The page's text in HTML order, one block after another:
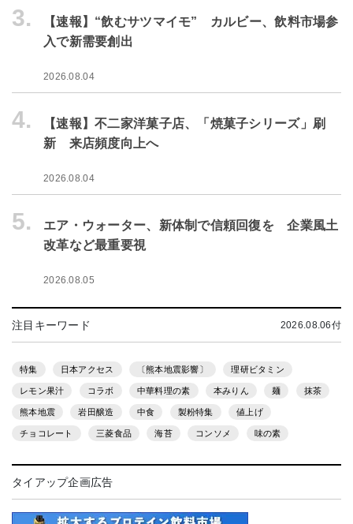
3.
【速報】“飲むサツマイモ” カルビー、飲料市場参
入で新需要創出
2026.08.04
4.
【速報】不二家洋菓子店、「焼菓子シリーズ」刷
新 来店頻度向上へ
2026.08.04
5.
エア・ウォーター、新体制で信頼回復を 企業風土
改革など最重要視
2026.08.05
注目キーワード 2026.08.06付
特集 日本アクセス 〔熊本地震影響〕 理研ビタミン
レモン果汁 コラボ 中華料理の素 本みりん 麺 抹茶
熊本地震 岩田醸造 中食 製粉特集 値上げ
チョコレート 三菱食品 海苔 コンソメ 味の素
タイアップ企画広告